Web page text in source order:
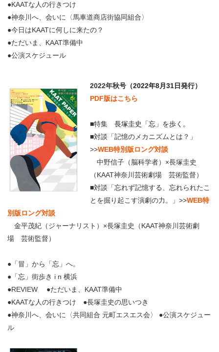
●KAATな人の行きつけ
●神奈川へ、会いに〈馬車道商店街協同組合〉
●今日はKAATに何しに来たの？
●ただいま、KAAT準備中
●公演スケジュール
2022年秋号（2022年8月31日発行）
PDF版はこちら
■特集 長塚圭史「忘」を歩く。
■対談「記憶のメカニズムとは？」
>>WEB特別版ロング対談
中野信子（脳科学者）×長塚圭史
（KAAT神奈川芸術劇場 芸術監督）
■対談「忘れず記憶する、忘れられたこ
とを掘り起こす演劇の力。」>>WEB特
別版ロング対談
金平茂紀（ジャーナリスト）×長塚圭史（KAAT神奈川芸術劇
場 芸術監督）
●「冒」から「忘」へ。
●「忘」街歩き i n 横浜
●REVIEW ●ただいま、KAAT準備中
●KAATな人の行きつけ ●長塚圭史の思いつき
●神奈川へ、会いに〈共同組合 元町エスエス会〉 ●公演スケジュー
ル